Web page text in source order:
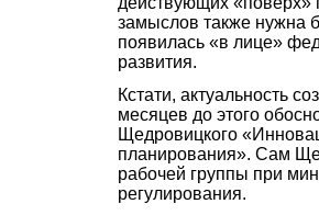
замыслов также нужна
появилась «в лице»
развития.
Кстати, актуальность
месяцев до этого
Щедровицкого
планирования». Сам
рабочей группы при
регулирования.